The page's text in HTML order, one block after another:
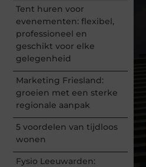
Tent huren voor
evenementen: flexibel,
professioneel en
geschikt voor elke
gelegenheid
Marketing Friesland:
groeien met een sterke
regionale aanpak
5 voordelen van tijdloos
wonen
Fysio Leeuwarden: